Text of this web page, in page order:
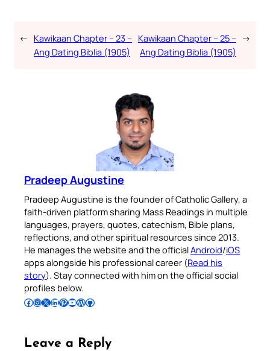
← Kawikaan Chapter – 23 –
Ang Dating Biblia (1905)
Kawikaan Chapter – 25 –
Ang Dating Biblia (1905)
→
Pradeep Augustine
Pradeep Augustine is the founder of Catholic Gallery, a
faith-driven platform sharing Mass Readings in multiple
languages, prayers, quotes, catechism, Bible plans,
reflections, and other spiritual resources since 2013.
He manages the website and the officialAndroid/iOS
apps alongside his professional career (Read his
story). Stay connected with him on the official social
profiles below.
Follow Pradeep on Facebook Follow Pradeep on InstagramFollow Pradeep on X Follow Pradeep on LinkedIn Follow Pradeep on Pinterest Subscribe to Pradeep’s Youtube Channel Follow Pradeep on WordPress Follow Pradeep on GitHub
Leave a Reply